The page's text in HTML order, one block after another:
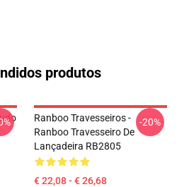
produtos
Ranboo Travesseiros -
Ranboo Travesseiro De
Lançadeira RB2805
€ 22,08 - € 26,68
-20%